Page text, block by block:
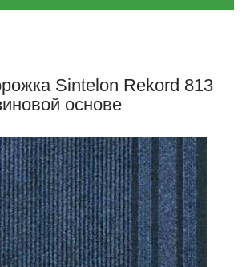
Sintelon Rekord 813
основе